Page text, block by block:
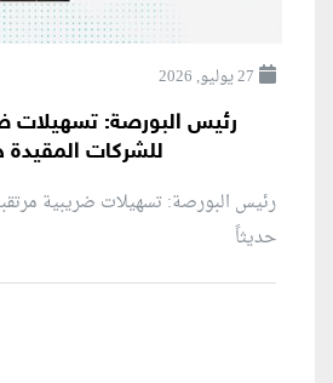
27 يوليو, 2026
رئيس البورصة: تسهيلات
للشركات المقيدة
رئيس البورصة: تسهيلات ضريبية
حديثاً